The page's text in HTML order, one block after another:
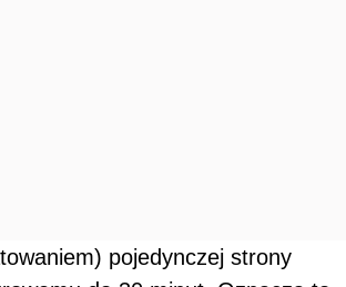
pojedynczej strony